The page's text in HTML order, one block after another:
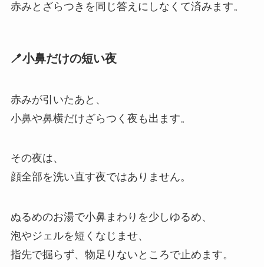
赤みとざらつきを同じ答えにしなくて済みます。
🪥小鼻だけの短い夜
赤みが引いたあと、
小鼻や鼻横だけざらつく夜も出ます。
その夜は、
顔全部を洗い直す夜ではありません。
ぬるめのお湯で小鼻まわりを少しゆるめ、
泡やジェルを短くなじませ、
指先で掘らず、物足りないところで止めます。